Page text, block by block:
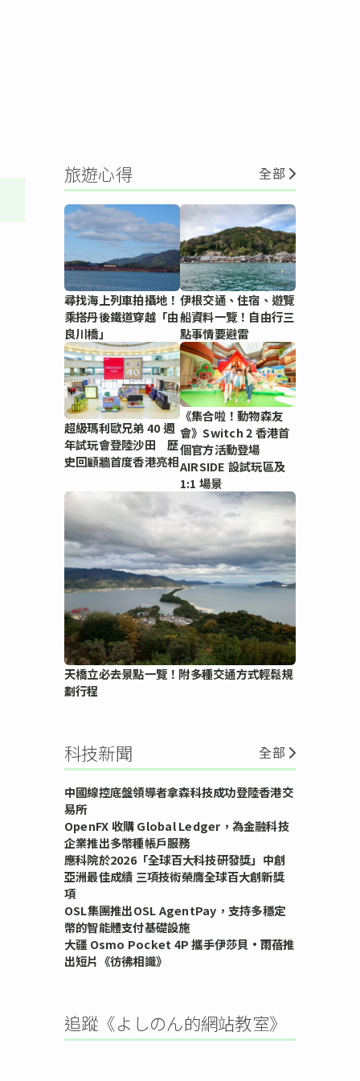
旅遊心得 全部
尋找海上列車拍攝地！
乘搭丹後鐵道穿越「由
良川橋」
伊根交通、住宿、遊覽
船資料一覽！自由行三
點事情要避雷
超級瑪利歐兄弟 40 週
年試玩會登陸沙田 歷
史回顧牆首度香港亮相
《集合啦！動物森友
會》Switch 2 香港首
個官方活動登場
AIRSIDE 設試玩區及
1:1 場景
天橋立必去景點一覽！附多種交通方式輕鬆規
劃行程
科技新聞 全部
中國線控底盤領導者拿森科技成功登陸香港交
易所
OpenFX 收購 Global Ledger，為金融科技
企業推出多幣種帳戶服務
應科院於2026「全球百大科技研發獎」中創
亞洲最佳成績 三項技術榮膺全球百大創新獎
項
OSL集團推出OSL AgentPay，支持多穩定
幣的智能體支付基礎設施
大疆 Osmo Pocket 4P 攜手伊莎貝•雨蓓推
出短片《彷彿相識》
追蹤《よしのん的網站教室》